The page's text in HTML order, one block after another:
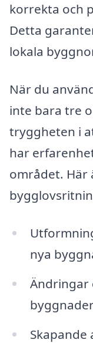
korrekta och
Detta
lokala
När du
inte bara tre
tryggheten i
har
området. Här
nya
Ändringar